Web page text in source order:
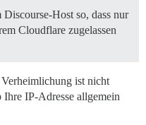
Host so, dass nur
Cloudflare zugelassen
ist nicht
IP-Adresse allgemein